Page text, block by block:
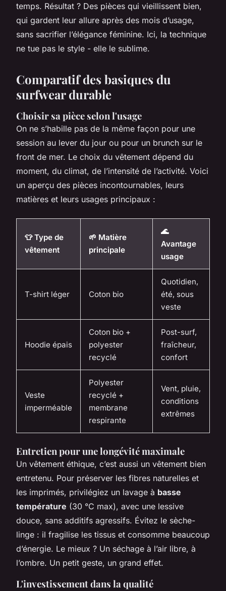
temps. Résultat ? Des pièces qui vieillissent bien,
qui gardent leur allure après des mois d’usage,
sans sacrifier l’élégance féminine. Ici, la technique
ne tue pas le style - elle le sublime.
Comparatif des basiques du
surfwear durable
Choisir sa pièce selon l'usage
On ne s’habille pas de la même façon pour une
session au lever du jour ou pour un brunch sur le
front de mer. Le choix du vêtement dépend du
moment, du climat, de l’intensité de l’activité. Voici
un aperçu des pièces incontournables, leurs
matières et leurs usages principaux :
👕 Type de
vêtement
🌱 Matière
principale
🌊
Avantage
usage
T-shirt léger Coton bio
Quotidien,
été, sous
veste
Hoodie épais
Coton bio +
polyester
recyclé
Post-surf,
fraîcheur,
confort
Veste
imperméable
Polyester
recyclé +
membrane
respirante
Vent, pluie,
conditions
extrêmes
Entretien pour une longévité maximale
Un vêtement éthique, c’est aussi un vêtement bien
entretenu. Pour préserver les fibres naturelles et
les imprimés, privilégiez un lavage à basse
température (30 °C max), avec une lessive
douce, sans additifs agressifs. Évitez le sèche-
linge : il fragilise les tissus et consomme beaucoup
d’énergie. Le mieux ? Un séchage à l’air libre, à
l’ombre. Un petit geste, un grand effet.
L'investissement dans la qualité